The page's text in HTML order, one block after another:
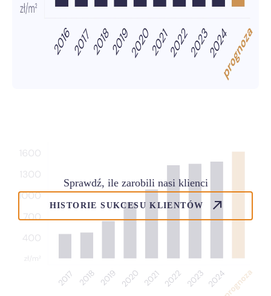
Sprawdź, ile zarobili nasi klienci
HISTORIE SUKCESU KLIENTÓW